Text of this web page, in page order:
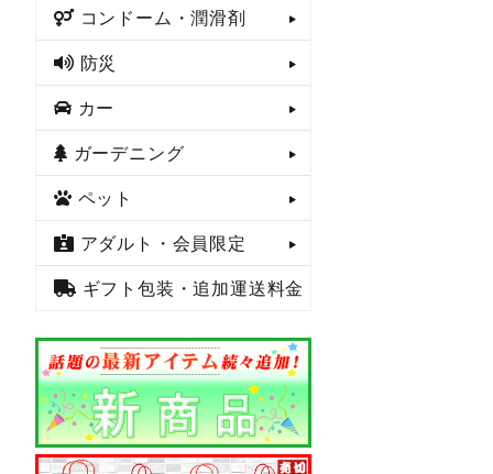
コンドーム・潤滑剤
防災
カー
ガーデニング
ペット
アダルト・会員限定
ギフト包装・追加運送料金